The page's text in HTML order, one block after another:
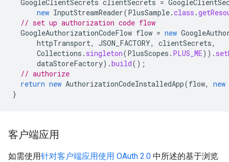
GoogleClientSecrets clientSecrets =
new InputStreamReader(PlusSample.class .
// set up authorization code flow
GoogleAuthorizationCodeFlow flow = new
httpTransport, JSON_FACTORY, clientSecrets,
Collections . singleton(PlusScopes . PLUS_ME)).
dataStoreFactory).build();
// authorize
return new AuthorizationCodeInstalledApp(flow,
new
}
客户端应用
如需使用针对客户端应用使用 OAuth 2.0 中所述的基于浏览